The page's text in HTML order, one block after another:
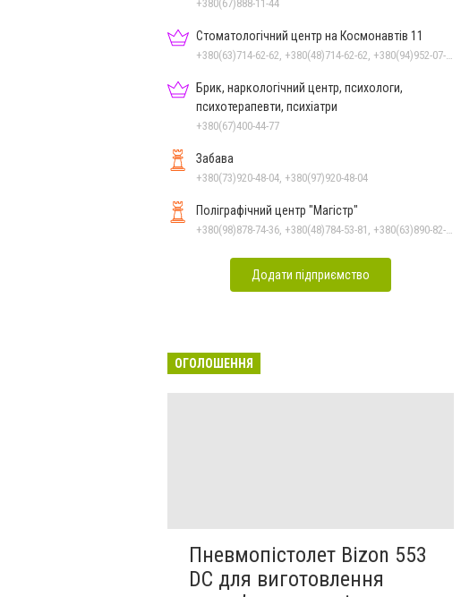
+380(67)888-11-44
Стоматологічний центр на Космонавтів 11
Брик, наркологічний центр, психологи,
психотерапевти, психіатри
+380(67)400-44-77
Забава
+380(73)920-48-04, +380(97)920-48-04
Поліграфічний центр "Магістр"
Додати підприємство
ОГОЛОШЕННЯ
Пневмопістолет Bizon 553
DC для виготовлення